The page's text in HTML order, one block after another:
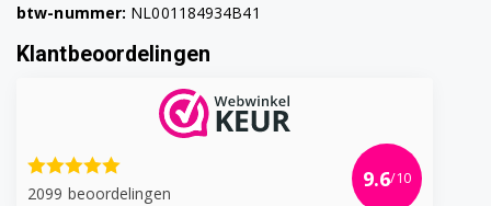
btw-nummer: NL001184934B41
Klantbeoordelingen
2099 beoordelingen
9.6/10